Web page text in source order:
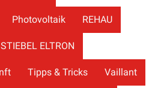
Photovoltaik REHAU
STIEBEL ELTRON
Tipps & Tricks Vaillant